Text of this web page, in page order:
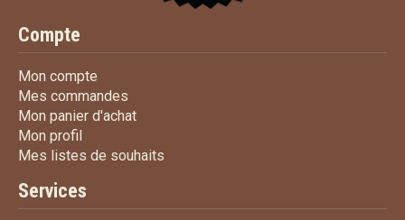
Compte
Mon compte
Mes commandes
Mon panier d'achatMon panier d'achat
Mon profil
Mes listes de souhaits
Services